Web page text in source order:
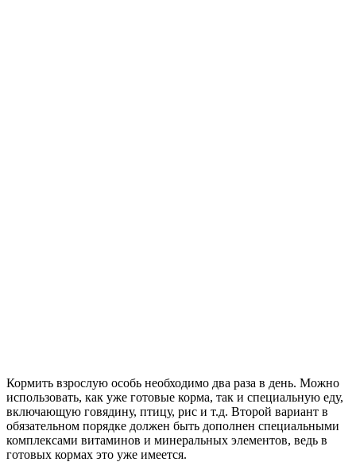
Кормить взрослую особь необходимо два раза в день. Можно
использовать, как уже готовые корма, так и специальную еду,
включающую говядину, птицу, рис и т.д. Второй вариант в
обязательном порядке должен быть дополнен специальными
комплексами витаминов и минеральных элементов, ведь в
готовых кормах это уже имеется.